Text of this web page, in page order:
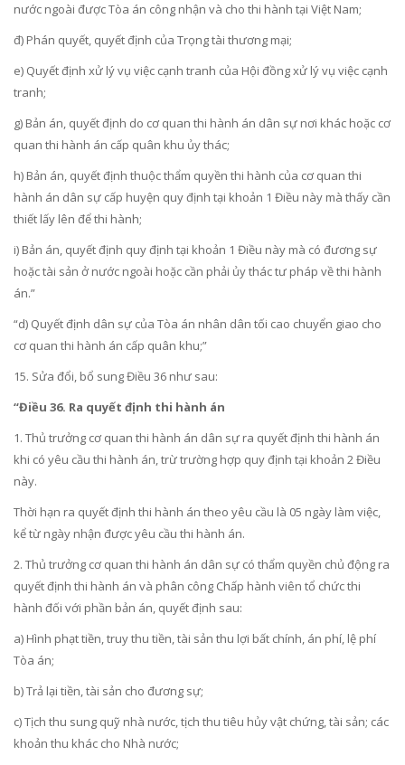
nước ngoài được Tòa án công nhận và cho thi hành tại Việt Nam;
đ) Phán quyết, quyết định của Trọng tài thương mại;
e) Quyết định xử lý vụ việc cạnh tranh của Hội đồng xử lý vụ việc cạnh
tranh;
g) Bản án, quyết định do cơ quan thi hành án dân sự nơi khác hoặc cơ
quan thi hành án cấp quân khu ủy thác;
h) Bản án, quyết định thuộc thẩm quyền thi hành của cơ quan thi
hành án dân sự cấp huyện quy định tại khoản 1 Điều này mà thấy cần
thiết lấy lên để thi hành;
i) Bản án, quyết định quy định tại khoản 1 Điều này mà có đương sự
hoặc tài sản ở nước ngoài hoặc cần phải ủy thác tư pháp về thi hành
án.”
“d) Quyết định dân sự của Tòa án nhân dân tối cao chuyển giao cho
cơ quan thi hành án cấp quân khu;”
15. Sửa đổi, bổ sungĐiều 36 như sau:
“Điều 36. Ra quyết định thi hành án
1. Thủ trưởng cơ quan thi hành án dân sự ra quyết định thi hành án
khi có yêu cầu thi hành án, trừ trường hợp quy định tại khoản 2 Điều
này.
Thời hạn ra quyết định thi hành án theo yêu cầu là 05 ngày làm việc,
kể từ ngày nhận được yêu cầu thi hành án.
2. Thủ trưởng cơ quan thi hành án dân sự có thẩm quyền chủ động ra
quyết định thi hành án và phân công Chấp hành viên tổ chức thi
hành đối với phần bản án, quyết định sau:
a) Hình phạt tiền, truy thu tiền, tài sản thu lợi bất chính, án phí, lệ phí
Tòa án;
b) Trả lại tiền, tài sản cho đương sự;
c) Tịch thu sung quỹ nhà nước, tịch thu tiêu hủy vật chứng, tài sản; các
khoản thu khác cho Nhà nước;